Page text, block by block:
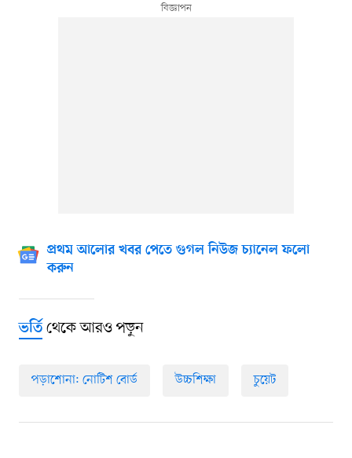
প্রথম আলোর খবর পেতে গুগল নিউজ চ্যানেল ফলো
করুন
ভর্তিথেকে আরও পড়ুন
পড়াশোনা: নোটিশ বোর্ড উচ্চশিক্ষা চুয়েট